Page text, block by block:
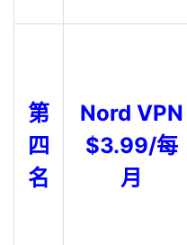
第
四
名
Nord VPN
$3.99/每
月